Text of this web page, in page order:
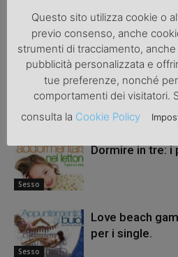
ARTICOLI CORRELATI ALTRO
Sesso
Sesso
Sesso
Dormire in tre: i
Sesso
Love beach
per i single.
Questo sito utilizza cookie o
previo consenso, anche
strumenti di tracciamento,
pubblicità personalizzata e
tue preferenze, nonché
comportamenti dei visitatori.
consulta la Cookie Policy